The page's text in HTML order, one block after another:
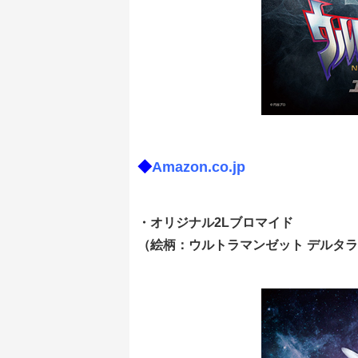
◆Amazon.co.jp
・オリジナル2Lブロマイド
（絵柄：ウルトラマンゼット デルタ